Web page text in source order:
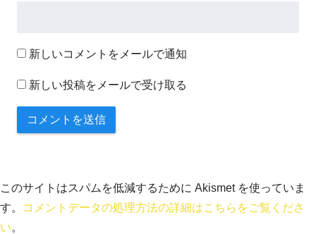
新しいコメントをメールで通知
新しい投稿をメールで受け取る
このサイトはスパムを低減するために Akismet を使っていま
す。
コメントデータの処理方法の詳細はこちらをご覧くださ
い。